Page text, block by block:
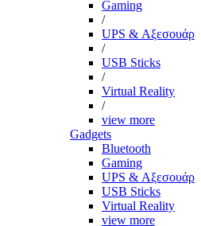
Gaming
/
UPS & Αξεσουάρ
/
USB Sticks
/
Virtual Reality
/
view more
Gadgets
Bluetooth
Gaming
UPS & Αξεσουάρ
USB Sticks
Virtual Reality
view more